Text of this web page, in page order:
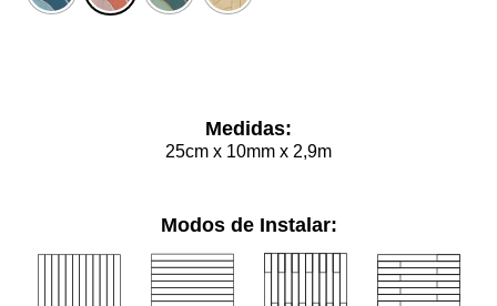
Medidas:
25cm x 10mm x 2,9m
Modos de Instalar: